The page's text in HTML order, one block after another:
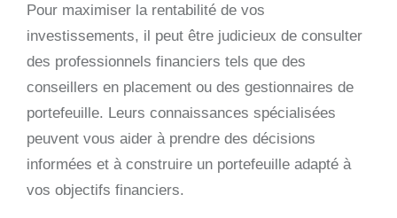
Pour maximiser la rentabilité de vos
investissements, il peut être judicieux de consulter
des professionnels financiers tels que des
conseillers en placement ou des gestionnaires de
portefeuille. Leurs connaissances spécialisées
peuvent vous aider à prendre des décisions
informées et à construire un portefeuille adapté à
vos objectifs financiers.